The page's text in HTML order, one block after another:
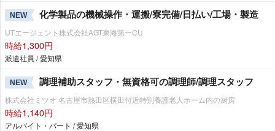
NEW 化学製品の機械操作・運搬/寮完備/日払い/工場・製造
UTエージェント株式会社AGT東海第一CU
時給1,300円
派遣社員 / 愛知県
NEW 調理補助スタッフ・無資格可の調理師/調理スタッフ
株式会社ミツオ 名古屋市熱田区横田付近特別養護老人ホーム内の厨房
時給1,140円
アルバイト・パート / 愛知県